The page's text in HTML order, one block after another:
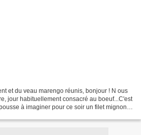
et du veau marengo réunis, bonjour ! N ous
jour habituellement consacré au boeuf...C'est
à imaginer pour ce soir un filet mignon